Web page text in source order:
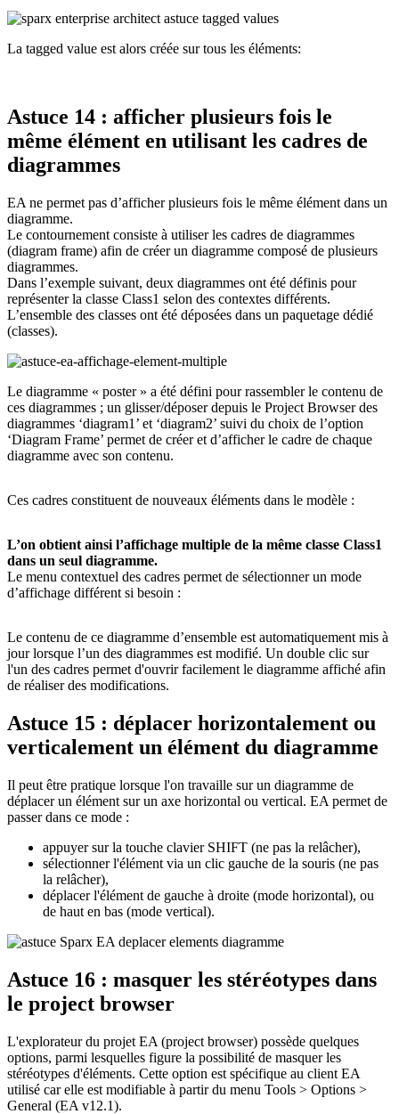
La tagged value est alors créée sur tous les éléments:
Astuce 14 : afficher plusieurs fois le
même élément en utilisant les cadres de
diagrammes
EA ne permet pas d’afficher plusieurs fois le même élément dans un
diagramme.
Le contournement consiste à utiliser les cadres de diagrammes
(diagram frame) afin de créer un diagramme composé de plusieurs
diagrammes.
Dans l’exemple suivant, deux diagrammes ont été définis pour
représenter la classe Class1 selon des contextes différents.
L’ensemble des classes ont été déposées dans un paquetage dédié
(classes).
Le diagramme « poster » a été défini pour rassembler le contenu de
ces diagrammes ; un glisser/déposer depuis le Project Browser des
diagrammes ‘diagram1’ et ‘diagram2’ suivi du choix de l’option
‘Diagram Frame’ permet de créer et d’afficher le cadre de chaque
diagramme avec son contenu.
Ces cadres constituent de nouveaux éléments dans le modèle :
L’on obtient ainsi l’affichage multiple de la même classe Class1
dans un seul diagramme.
Le menu contextuel des cadres permet de sélectionner un mode
d’affichage différent si besoin :
Le contenu de ce diagramme d’ensemble est automatiquement mis à
jour lorsque l’un des diagrammes est modifié. Un double clic sur
l'un des cadres permet d'ouvrir facilement le diagramme affiché afin
de réaliser des modifications.
Astuce 15 : déplacer horizontalement ou
verticalement un élément du diagramme
Il peut être pratique lorsque l'on travaille sur un diagramme de
déplacer un élément sur un axe horizontal ou vertical. EA permet de
passer dans ce mode :
appuyer sur la touche clavier SHIFT (ne pas la relâcher),
sélectionner l'élément via un clic gauche de la souris (ne pas
la relâcher),
déplacer l'élément de gauche à droite (mode horizontal), ou
de haut en bas (mode vertical).
Astuce 16 : masquer les stéréotypes dans
le project browser
L'explorateur du projet EA (project browser) possède quelques
options, parmi lesquelles figure la possibilité de masquer les
stéréotypes d'éléments. Cette option est spécifique au client EA
utilisé car elle est modifiable à partir du menu Tools > Options >
General (EA v12.1).